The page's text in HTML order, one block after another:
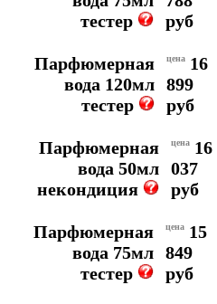
тестер
руб
Парфюмерная
вода 120мл
тестер
цена 16
899
руб
Парфюмерная
вода 50мл
некондиция
цена 16
037
руб
Парфюмерная
вода 75мл
тестер
цена 15
849
руб